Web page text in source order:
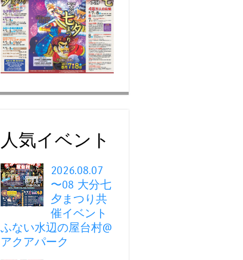
人気イベント
2026.08.07
〜08 大分七
夕まつり共
催イベント
ふない水辺の屋台村@
アクアパーク